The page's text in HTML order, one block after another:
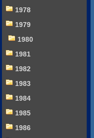
1978
1979
1980
1981
1982
1983
1984
1985
1986